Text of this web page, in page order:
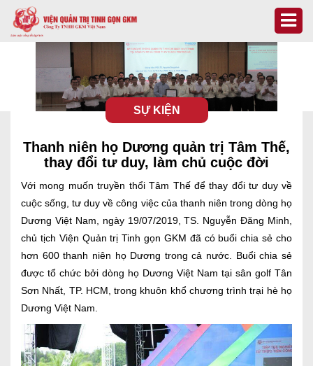
SỰ KIỆN
Thanh niên họ Dương quản trị Tâm Thế,
thay đổi tư duy, làm chủ cuộc đời
Với mong muốn truyền thổi Tâm Thế để thay đổi tư duy về
cuộc sống, tư duy về công việc của thanh niên trong dòng họ
Dương Việt Nam, ngày 19/07/2019, TS. Nguyễn Đăng Minh,
chủ tịch Viện Quản trị Tinh gọn GKM đã có buổi chia sẻ cho
hơn 600 thanh niên họ Dương trong cả nước. Buổi chia sẻ
được tổ chức bởi dòng họ Dương Việt Nam tại sân golf Tân
Sơn Nhất, TP. HCM, trong khuôn khổ chương trình trại hè họ
Dương Việt Nam.